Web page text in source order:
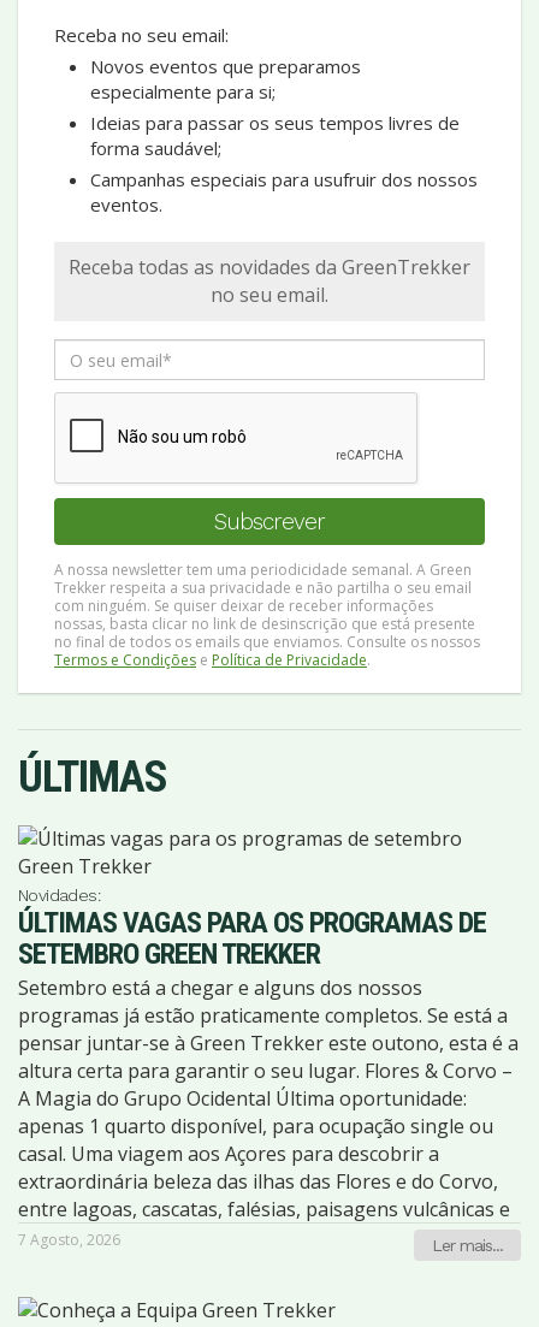
Receba no seu email:
Novos eventos que preparamos
especialmente para si;
Ideias para passar os seus tempos livres de
forma saudável;
Campanhas especiais para usufruir dos nossos
eventos.
Receba todas as novidades da GreenTrekker
no seu email.
A nossa newsletter tem uma periodicidade semanal. A Green
Trekker respeita a sua privacidade e não partilha o seu email
com ninguém. Se quiser deixar de receber informações
nossas, basta clicar no link de desinscrição que está presente
no final de todos os emails que enviamos. Consulte os nossos
Termos e Condições e Política de Privacidade.
ÚLTIMAS
Novidades:
ÚLTIMAS VAGAS PARA OS PROGRAMAS DE
SETEMBRO GREEN TREKKER
Setembro está a chegar e alguns dos nossos
programas já estão praticamente completos. Se está a
pensar juntar-se à Green Trekker este outono, esta é a
altura certa para garantir o seu lugar. Flores & Corvo –
A Magia do Grupo Ocidental Última oportunidade:
apenas 1 quarto disponível, para ocupação single ou
casal. Uma viagem aos Açores para descobrir a
extraordinária beleza das ilhas das Flores e do Corvo,
entre lagoas, cascatas, falésias, paisagens vulcânicas e
alguns dos trilhos mais impressionantes do
https://greentrekker.pt/agenda/flores-e-corvo-a-
magia-do-grupo-ocidental-14/ Parque Natural de
7 Agosto, 2026 Ler mais...